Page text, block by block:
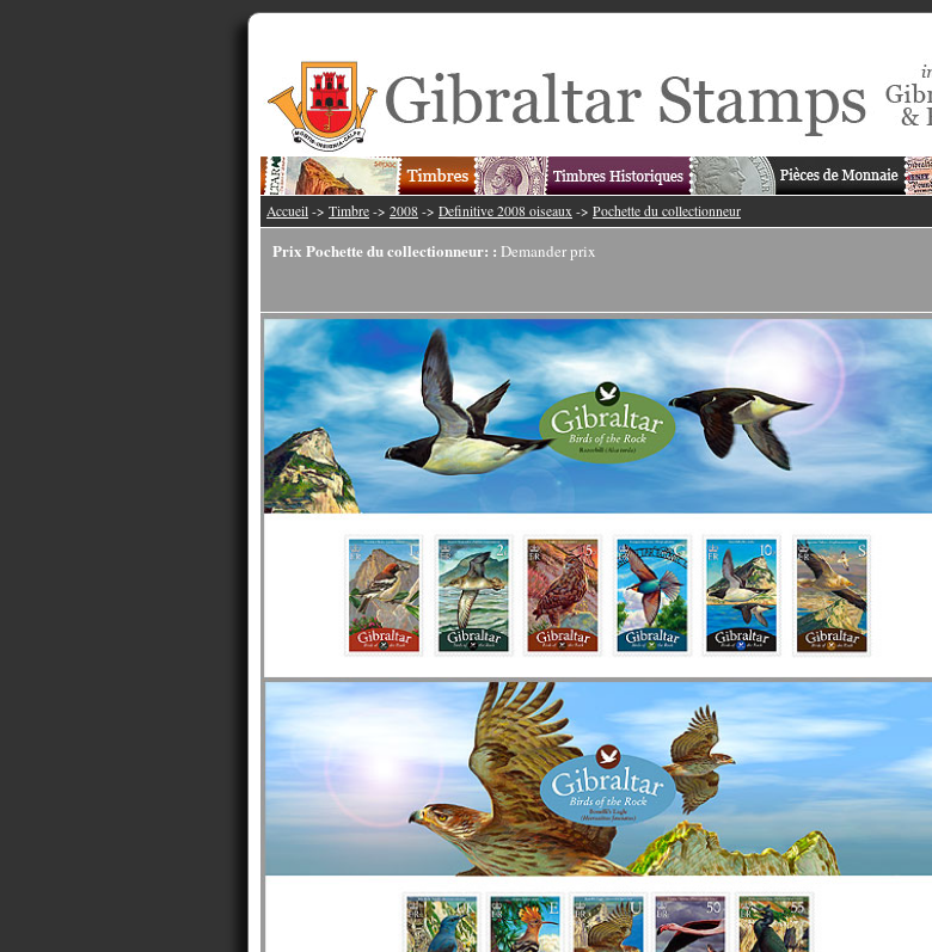
Accueil -> Timbre -> 2008 -> Definitive 2008 oiseaux -> Pochette du collectionneur
Prix Pochette du collectionneur: : Demander prix